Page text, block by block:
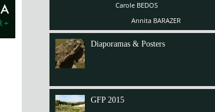
Carole BEDOS
Annita BARAZER
Diaporamas & Posters
GFP 2015